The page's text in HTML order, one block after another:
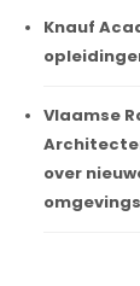
Knauf
Vlaamse
over